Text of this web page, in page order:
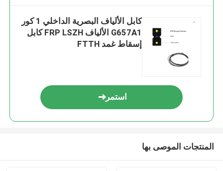
كابل الألياف البصرية الداخلي 1 كور
G657A1 الألياف FRP LSZH كابل
إسقاط غمد FTTH
استمر
المنتجات الموصى بها